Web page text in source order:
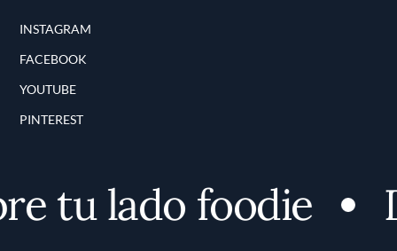
INSTAGRAM
FACEBOOK
YOUTUBE
PINTEREST
tu lado foodie